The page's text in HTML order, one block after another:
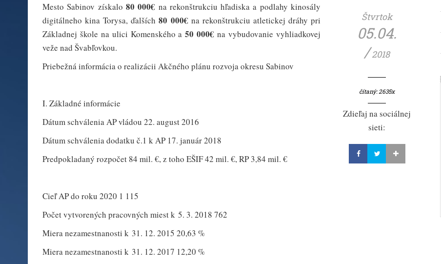
TÉMY
Robocup 2019 v Sydney za účasti
KULTÚRA
Slávnostné otvorenie Chodníka
Stredoslováci pripravujú
Mesto Sabinov získalo 80 000€ na rekonštrukciu hľadiska a podlahy kinosály
digitálneho kina Torysa, ďalších80 000€na rekonštrukciu atletickej dráhy pri
Základnej škole na ulici Komenského a50 000€ na vybudovanie vyhliadkovej
veže nad Švabľovkou.
Priebežná informácia o realizácii Akčného plánu rozvoja okresu Sabinov
I. Základné informácie
Dátum schválenia AP vládou 22. august 2016
Dátum schválenia dodatku č.1 k AP 17. január 2018
Predpokladaný rozpočet 84 mil. €, z toho EŠIF 42 mil. €, RP 3,84 mil. €
Cieľ AP do roku 2020 1 115
Počet vytvorených pracovných miest k 5. 3. 2018 762
Miera nezamestnanosti k 31. 12. 2015 20,63 %
Miera nezamestnanosti k 31. 12. 2017 12,20 %
Štvrtok
05.04.
/2018
čítaný: 2635x
Zdieľaj na sociálnej
sieti: